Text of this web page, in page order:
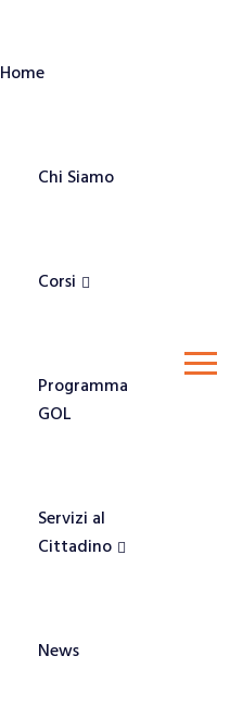
Home
Chi Siamo
Corsi
Programma
GOL
Servizi al
Cittadino
News